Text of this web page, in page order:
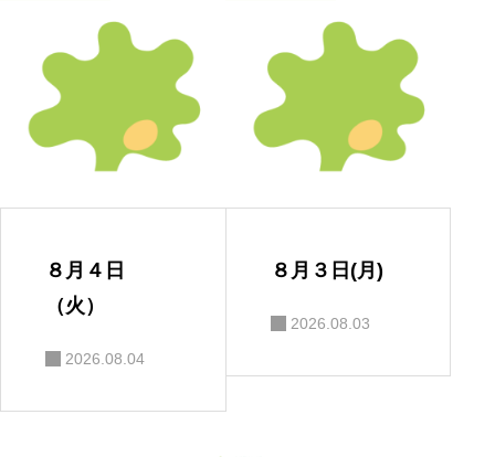
８月４日
（火）
2026.08.04
８月３日(月)
2026.08.03